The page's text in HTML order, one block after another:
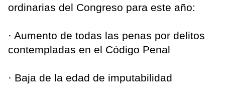
ordinarias del Congreso para este año:
· Aumento de todas las penas por delitos
contempladas en el Código Penal
· Baja de la edad de imputabilidad